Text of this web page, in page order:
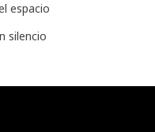
espacio
silencio